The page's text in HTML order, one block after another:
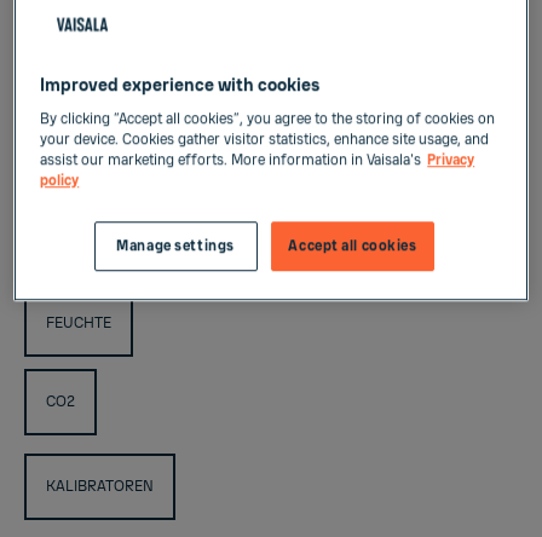
Alle Produkte erkunden
- ALLE -
TEMPERATUR
FEUCHTE
CO2
KALIBRATOREN
Improved experience with cookies
By clicking “Accept all cookies”, you agree to the storing of cookies on
your device. Cookies gather visitor statistics, enhance site usage, and
assist our marketing efforts. More information in Vaisala's Privacy
policy
Accept all cookies
Manage settings